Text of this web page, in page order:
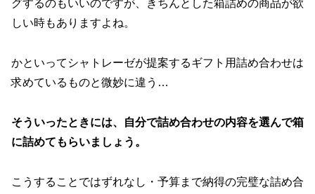
グするのもいいのですが、きちんとした箱詰めの商品が欲
しい時もありますよね。
かといってシャトレーゼが提案するギフト用詰め合わせは
求めているものと微妙に違う…
そういったときには、自分で詰め合わせの内容を選んで箱
に詰めてもらいましょう。
こうすることではずれなし・予算まで納得の完璧な詰め合